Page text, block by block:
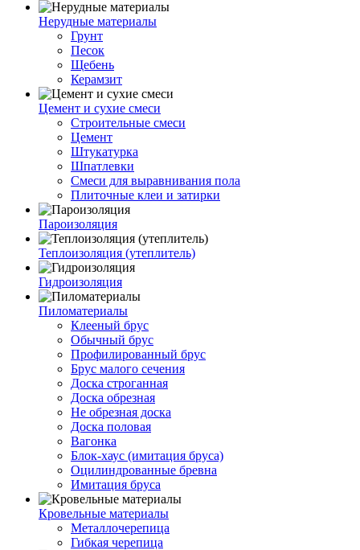
Нерудные материалы
Грунт
Песок
Щебень
Керамзит
Цемент и сухие смеси
Строительные смеси
Цемент
Штукатурка
Шпатлевки
Смеси для выравнивания пола
Плиточные клеи и затирки
Пароизоляция
Теплоизоляция (утеплитель)
Гидроизоляция
Пиломатериалы
Клееный брус
Обычный брус
Профилированный брус
Брус малого сечения
Доска строганная
Доска обрезная
Не обрезная доска
Доска половая
Вагонка
Блок-хаус (имитация бруса)
Оцилиндрованные бревна
Имитация бруса
Кровельные материалы
Металлочерепица
Гибкая черепица